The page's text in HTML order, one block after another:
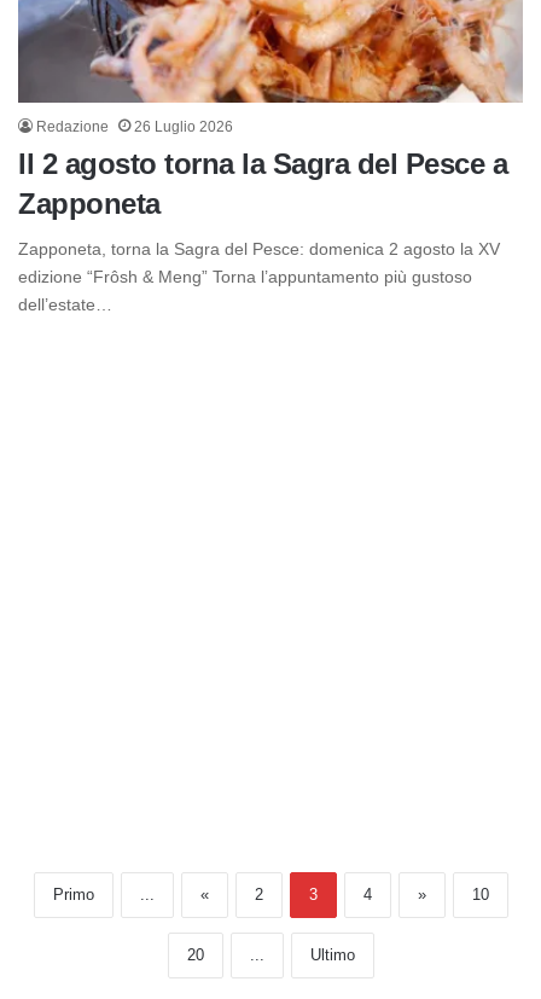
Redazione 26 Luglio 2026
Il 2 agosto torna la Sagra del Pesce a
Zapponeta
Zapponeta, torna la Sagra del Pesce: domenica 2 agosto la XV
edizione “Frôsh & Meng” Torna l’appuntamento più gustoso
dell’estate…
Primo ... « 2 3 4 » 10
20 ... Ultimo